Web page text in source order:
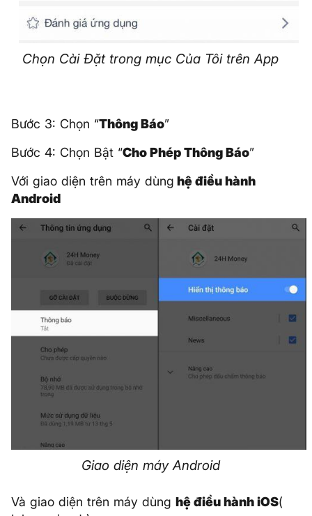
Chọn Cài Đặt trong mục Của Tôi trên App
Bước 3: Chọn “Thông Báo”
Bước 4: Chọn Bật “Cho Phép Thông Báo”
Với giao diện trên máy dùng hệ điều hành
Android
Giao diện máy Android
Và giao diện trên máy dùng hệ điều hành iOS(